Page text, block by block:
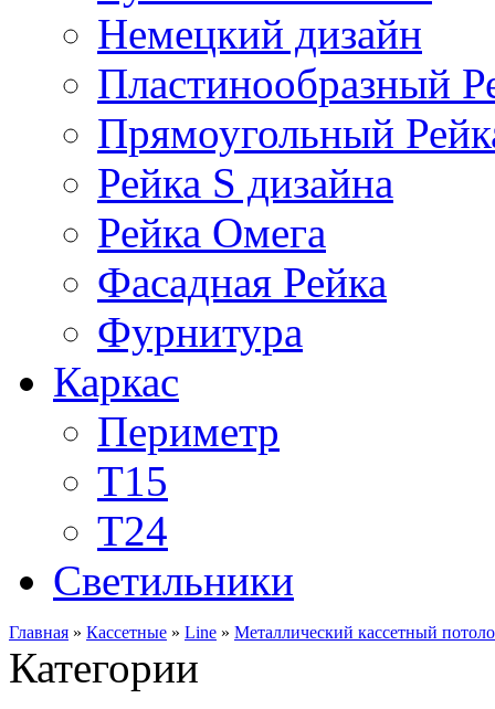
Немецкий дизайн
Пластинообразный
Прямоугольный
Рейка S дизайна
Рейка Омега
Фасадная Рейка
Фурнитура
Каркас
Периметр
Т15
Т24
Светильники
Главная » Кассетные » Line » Металлический кассетный
Категории